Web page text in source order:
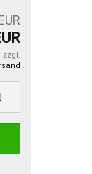
zzgl.